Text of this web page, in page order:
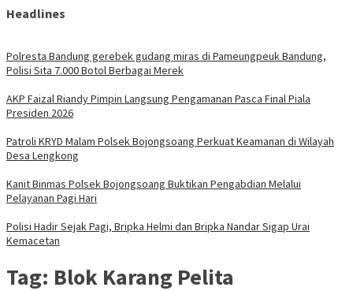
Headlines
Polresta Bandung gerebek gudang miras di Pameungpeuk Bandung,
Polisi Sita 7.000 Botol Berbagai Merek
AKP Faizal Riandy Pimpin Langsung Pengamanan Pasca Final Piala
Presiden 2026
Patroli KRYD Malam Polsek Bojongsoang Perkuat Keamanan di Wilayah
Desa Lengkong
Kanit Binmas Polsek Bojongsoang Buktikan Pengabdian Melalui
Pelayanan Pagi Hari
Polisi Hadir Sejak Pagi, Bripka Helmi dan Bripka Nandar Sigap Urai
Kemacetan
Tag: Blok Karang Pelita